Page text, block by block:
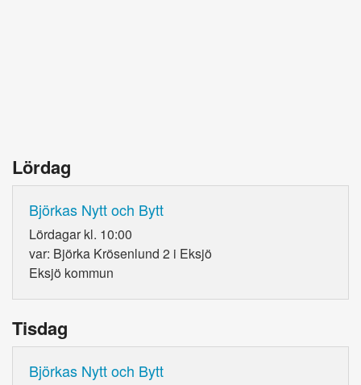
Lördag
Björkas Nytt och Bytt
Lördagar kl. 10:00
var: Björka Krösenlund 2 i Eksjö
Eksjö kommun
Tisdag
Björkas Nytt och Bytt